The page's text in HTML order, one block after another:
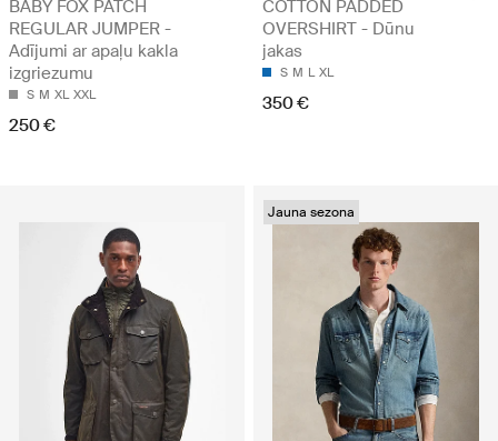
BABY FOX PATCH
REGULAR JUMPER -
Adījumi ar apaļu kakla
izgriezumu
S M XL XXL
250 €
COTTON PADDED
OVERSHIRT - Dūnu
jakas
S M L XL
350 €
Jauna sezona